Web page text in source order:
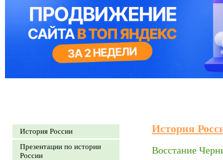
История России
Презентации по истории
России
История
Восстание